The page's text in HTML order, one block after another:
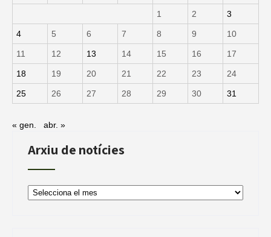
1 2 3
4 5 6 7 8 9 10
11 12 13 14 15 16 17
18 19 20 21 22 23 24
25 26 27 28 29 30 31
« gen. abr. »
Arxiu de notícies
Arxiu
de